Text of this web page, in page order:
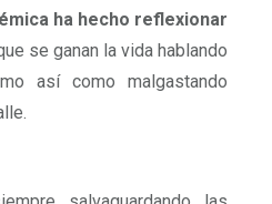
ha hecho reflexionar
se ganan la vida hablando
así como malgastando